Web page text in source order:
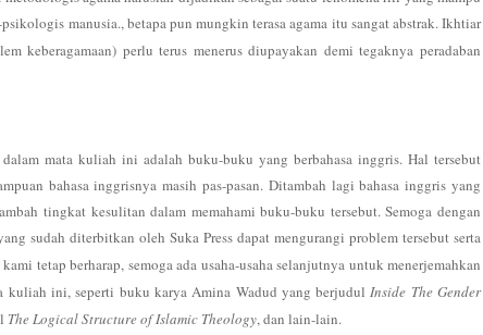
manusia., betapa pun mungkin terasa agama itu sangat abstrak. Ikhtiar
keberagamaan) perlu terus menerus diupayakan demi tegaknya peradaban
mata kuliah ini adalah buku-buku yang berbahasa inggris. Hal tersebut
bahasa inggrisnya masih pas-pasan. Ditambah lagi bahasa inggris yang
tingkat kesulitan dalam memahami buku-buku tersebut. Semoga dengan
sudah diterbitkan oleh Suka Press dapat mengurangi problem tersebut serta
tetap berharap, semoga ada usaha-usaha selanjutnya untuk menerjemahkan
ini, seperti buku karya Amina Wadud yang berjudul Inside The Gender
The Logical Structure of Islamic Theology, dan lain-lain.